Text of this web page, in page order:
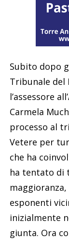
Subito dopo
Tribunale del
l’assessore
Carmela
processo al
Vetere per
che ha
ha tentato di
esponenti
inizialmente
giunta. Ora